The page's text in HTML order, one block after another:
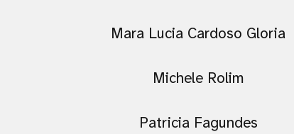
Mara Lucia Cardoso Gloria
Michele Rolim
Patricia Fagundes